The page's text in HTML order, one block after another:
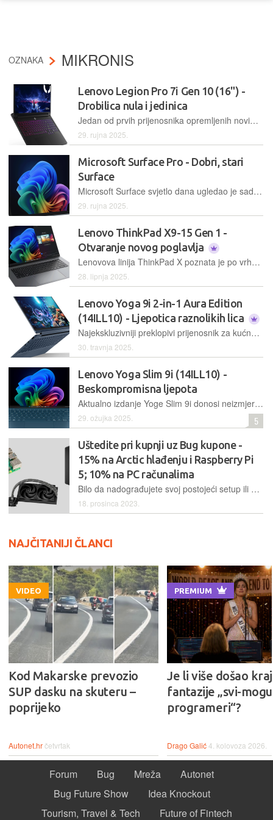
OZNAKA MIKRONIS
Lenovo Legion Pro 7i Gen 10 (16") -
Drobilica nula i jedinica
Jedan od prvih prijenosnika opremljenih novim Nvidijinim grafičkim karticama iz linije GeForce RTX 5000 donosi nenadmašne performanse, ali i cijenu koja ledi krv u žilama
29. rujna 2025.
Microsoft Surface Pro - Dobri, stari
Surface
Microsoft Surface svjetlo dana ugledao je sada već davne 2012. godine, kada je postao vođom trenda hibridnih tableta. Danas, 13 godina kasnije, Microsoft nam je podario novi Surface Pro, koji ne mijenja poznatu formulu
29. rujna 2025.
Lenovo ThinkPad X9-15 Gen 1 -
Otvaranje novog poglavlja
Lenovova linija ThinkPad X poznata je po vrhunskim poslovnim laptopima. Tradicionalan, konzistentan pristup dizajnu jedan je od razloga njezina dugogodišnjeg uspjeha, no došlo je vrijeme za otvaranje novog, modernog poglavlja, i to upravo modelom ThinkPad X9-15
28. lipnja 2025.
Lenovo Yoga 9i 2-in-1 Aura Edition
(14ILL10) - Ljepotica raznolikih lica
Najekskluzivniji preklopivi prijenosnik za kućne korisnike ove godine donosi unaprijeđeni dizajn, prekrasni OLED ekran visoke razlučivosti te bitno poboljšanu autonomiju
30. travnja 2025.
Lenovo Yoga Slim 9i (14ILL10) -
Beskompromisna ljepota
Aktualno izdanje Yoge Slim 9i donosi neizmjerno lijep dizajn u kombinaciji s odličnim ekranom, a također, radi se o jednom od prvih laptopa temeljenih na Intelovoj najnovijoj mobilnoj platformi Evo Edition
29. ožujka 2025. 5
Uštedite pri kupnji uz Bug kupone -
15% na Arctic hlađenju i Raspberry Pi
5; 10% na PC računalima
Bilo da nadograđujete svoj postojeći setup ili krećete od nule, kuponi koje vam donosimo mogu biti idealan način da uštedite koji euro ovoga Božića
18. prosinca 2023.
NAJČITANIJI ČLANCI
VIDEO
Kod Makarske prevozio
SUP dasku na skuteru –
poprijeko
Autonet.hrčetvrtak
PREMIUM
Je li više došao kraj
fantazije „svi-
programeri“?
Drago Galić4. kolovoza 2026.
Forum Bug Mreža
Autonet
Bug Future Show
Idea Knockout
Tourism, Travel & Tech
Future of Fintech